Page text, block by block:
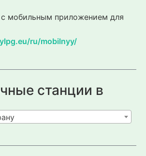
с мобильным приложением для
ru/mobilnyy/
станции в